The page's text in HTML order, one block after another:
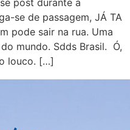
post durante a
se de passagem, JÁ TA
pode sair na rua. Uma
mundo. Sdds Brasil. Ó,
louco. […]